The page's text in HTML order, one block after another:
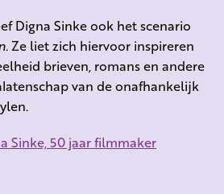
Digna Sinke ook het scenario
Ze liet zich hiervoor inspireren
brieven, romans en andere
van de onafhankelijk
Sinke, 50 jaar filmmaker